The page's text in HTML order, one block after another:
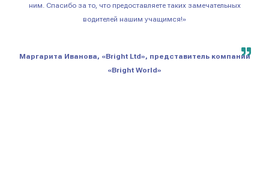
ним. Спасибо за то, что предоставляете таких замечательных
водителей нашим учащимся!»
Маргарита Иванова, «Bright Ltd», представитель компании
«Bright World»